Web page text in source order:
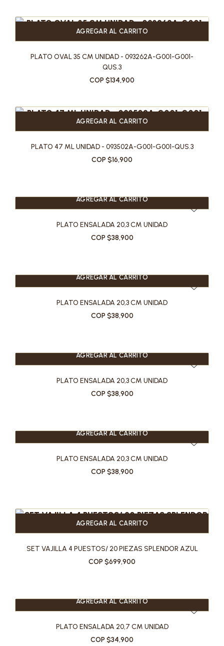
AGREGAR AL CARRITO
PLATO OVAL 35 CM UNIDAD - 093262A-G001-G001-
QUS.3
COP $134,900
AGREGAR AL CARRITO
PLATO 47 ML UNIDAD - 093502A-G001-G001-QUS.3
COP $16,900
AGREGAR AL CARRITO
PLATO ENSALADA 20,3 CM UNIDAD
COP $38,900
AGREGAR AL CARRITO
PLATO ENSALADA 20,3 CM UNIDAD
COP $38,900
AGREGAR AL CARRITO
PLATO ENSALADA 20,3 CM UNIDAD
COP $38,900
AGREGAR AL CARRITO
PLATO ENSALADA 20,3 CM UNIDAD
COP $38,900
AGREGAR AL CARRITO
SET VAJILLA 4 PUESTOS/ 20 PIEZAS SPLENDOR AZUL
COP $699,900
AGREGAR AL CARRITO
PLATO ENSALADA 20,7 CM UNIDAD
COP $34,900